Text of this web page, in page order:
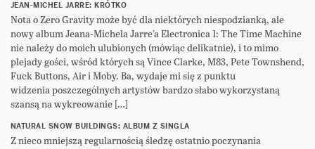
JEAN-MICHEL JARRE: KRÓTKO
Nota o Zero Gravity może być dla niektórych niespodzianką, ale
nowy album Jeana-Michela Jarre’a Electronica 1: The Time Machine
nie należy do moich ulubionych (mówiąc delikatnie), i to mimo
plejady gości, wśród których są Vince Clarke, M83, Pete Townshend,
Fuck Buttons, Air i Moby. Ba, wydaje mi się z punktu
widzenia poszczególnych artystów bardzo słabo wykorzystaną
szansą na wykreowanie […]
NATURAL SNOW BUILDINGS: ALBUM Z SINGLA
Z nieco mniejszą regularnością śledzę ostatnio poczynania